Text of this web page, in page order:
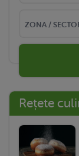
Rețete